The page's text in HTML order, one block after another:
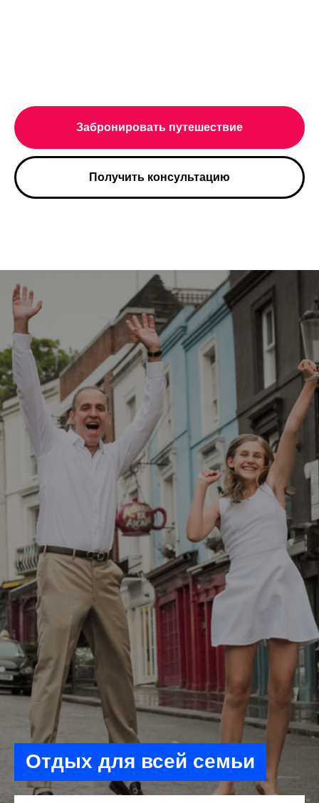
Забронировать путешествие
Получить консультацию
Отдых для всей семьи